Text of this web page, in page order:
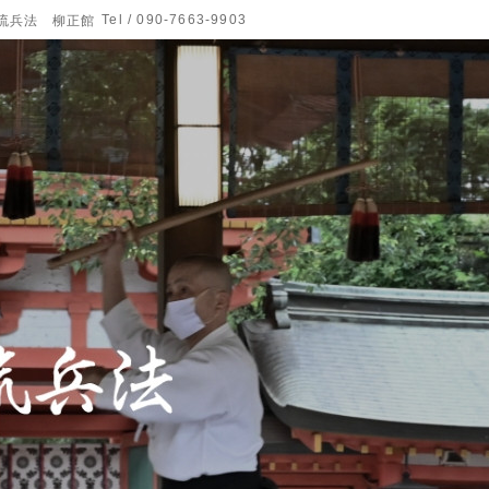
兵法 柳正館 Tel / 090-7663-9903